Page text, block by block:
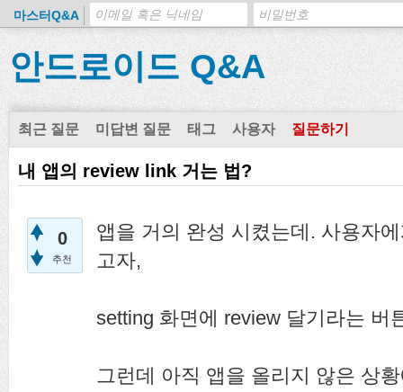
마스터Q&A
안드로이드 Q&A
최근 질문 미답변 질문 태그 사용자 질문하기
내 앱의 review link 거는 법?
0
추천
앱을 거의 완성 시켰는데. 사용자
고자,
setting 화면에 review 달기라는 버
그런데 아직 앱을 올리지 않은 상